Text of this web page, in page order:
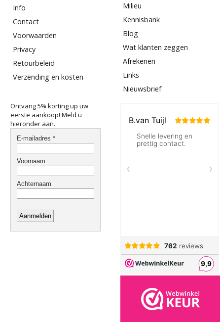
Info
Contact
Voorwaarden
Privacy
Retourbeleid
Verzending en kosten
Milieu
Kennisbank
Blog
Wat klanten zeggen
Afrekenen
Links
Nieuwsbrief
Ontvang 5% korting up uw
eerste aankoop! Meld u
hieronder aan.